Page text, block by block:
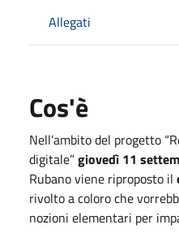
Allegati
Cos'è
Nell’ambito del progetto
digitale”giovedì 11
Rubano viene riproposto il
rivolto a coloro che
nozioni elementari per